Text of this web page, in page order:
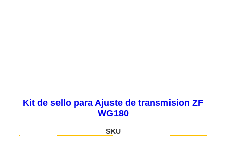
Kit de sello para Ajuste de transmision ZF
WG180
SKU